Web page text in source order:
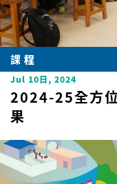
課程
Jul 10日, 2024
2024-25全方
果